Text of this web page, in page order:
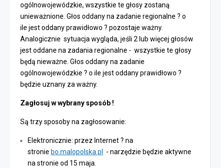
ogólnowojewódzkie, wszystkie te głosy zostaną
unieważnione. Głos oddany na zadanie regionalne ? o
ile jest oddany prawidłowo ? pozostaje ważny.
Analogicznie sytuacja wygląda, jeśli 2 lub więcej głosów
jest oddane na zadania regionalne - wszystkie te głosy
będą nieważne. Głos oddany na zadanie
ogólnowojewódzkie ? o ile jest oddany prawidłowo ?
będzie uznany za ważny.
Zagłosuj w wybrany sposób !
Są trzy sposoby na zagłosowanie:
Elektronicznie: przez Internet ? na
stronie bo.malopolska.pl
- narzędzie będzie aktywne
na stronie od 15 maja.